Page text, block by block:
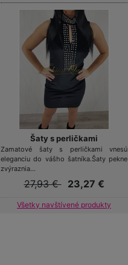
Šaty s perličkami
Zamatové šaty s perličkami vnesú
eleganciu do vášho šatníka.Šaty pekne
zvýraznia...
27,93 € 23,27 €
Všetky navštívené produkty